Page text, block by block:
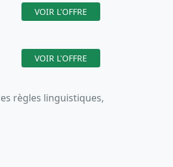
VOIR L'OFFRE
VOIR L'OFFRE
règles linguistiques,